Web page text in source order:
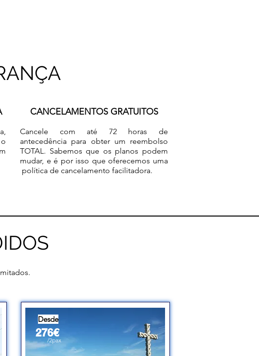
CANCELAMENTOS GRATUITOS
Cancele com até 72 horas de
antecedência para obter um reembolso
TOTAL. Sabemos que os planos podem
mudar, e é por isso que oferecemos uma
política de cancelamento facilitadora.
Desde
276€
/2pax